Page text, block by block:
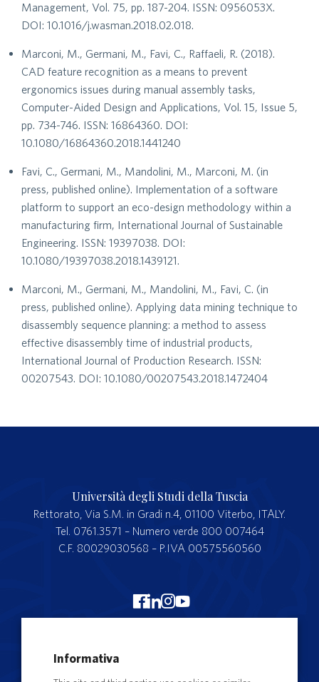
Management, Vol. 75, pp. 187-204. ISSN: 0956053X.
DOI: 10.1016/j.wasman.2018.02.018.
Marconi, M., Germani, M., Favi, C., Raffaeli, R. (2018).
CAD feature recognition as a means to prevent
ergonomics issues during manual assembly tasks,
Computer-Aided Design and Applications, Vol. 15, Issue 5,
pp. 734-746. ISSN: 16864360. DOI:
10.1080/16864360.2018.1441240
Favi, C., Germani, M., Mandolini, M., Marconi, M. (in
press, published online). Implementation of a software
platform to support an eco-design methodology within a
manufacturing firm, International Journal of Sustainable
Engineering. ISSN: 19397038. DOI:
10.1080/19397038.2018.1439121.
Marconi, M., Germani, M., Mandolini, M., Favi, C. (in
press, published online). Applying data mining technique to
disassembly sequence planning: a method to assess
effective disassembly time of industrial products,
International Journal of Production Research. ISSN:
00207543. DOI: 10.1080/00207543.2018.1472404
Università degli Studi della Tuscia
Rettorato, Via S.M. in Gradi n.4, 01100 Viterbo, ITALY.
Tel. 0761.3571 – Numero verde 800 007464
C.F. 80029030568 – P.IVA 00575560560
Merchandising Unitus
Informativa